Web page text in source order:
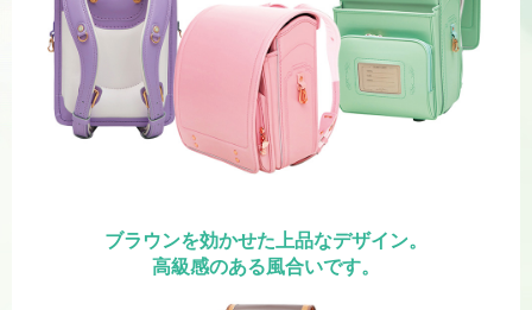
ブラウンを効かせた上品なデザイン。
高級感のある風合いです。